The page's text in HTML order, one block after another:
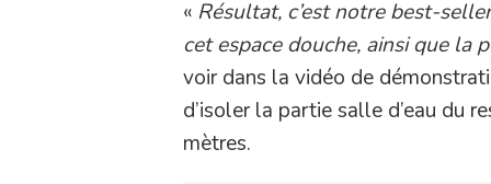
« Résultat, c’est notre best-
cet espace douche, ainsi que la
voir dans la vidéo de
d’isoler la partie salle d’eau du
mètres.